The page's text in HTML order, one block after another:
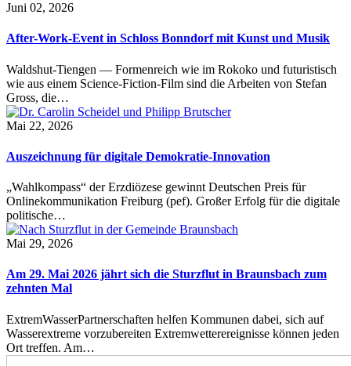
Juni 02, 2026
After-Work-Event in Schloss Bonndorf mit Kunst und Musik
Waldshut-Tiengen — Formenreich wie im Rokoko und futuristisch
wie aus einem Science-Fiction-Film sind die Arbeiten von Stefan
Gross, die…
Mai 22, 2026
Auszeichnung für digitale Demokratie-Innovation
„Wahlkompass“ der Erzdiözese gewinnt Deutschen Preis für
Onlinekommunikation Freiburg (pef). Großer Erfolg für die digitale
politische…
Mai 29, 2026
Am 29. Mai 2026 jährt sich die Sturzflut in Braunsbach zum
zehnten Mal
ExtremWasserPartnerschaften helfen Kommunen dabei, sich auf
Wasserextreme vorzubereiten Extremwetterereignisse können jeden
Ort treffen. Am…